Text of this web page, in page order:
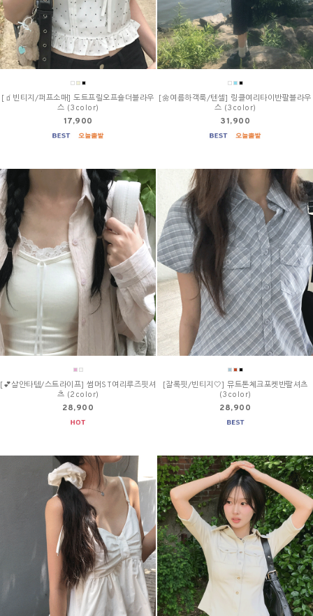
[🧃빈티지/퍼프소매] 도트프릴오프숄더블라우
스 (3color)
17,900
[🌼여름하객룩/텐셀] 링클여리타이반팔블라우
스 (3color)
31,900
[💕살안타템/스트라이프] 썸머ST여리루즈핏셔
츠 (2color)
28,900
[잘록핏/빈티지🤍] 뮤트톤체크포켓반팔셔츠
(3color)
28,900